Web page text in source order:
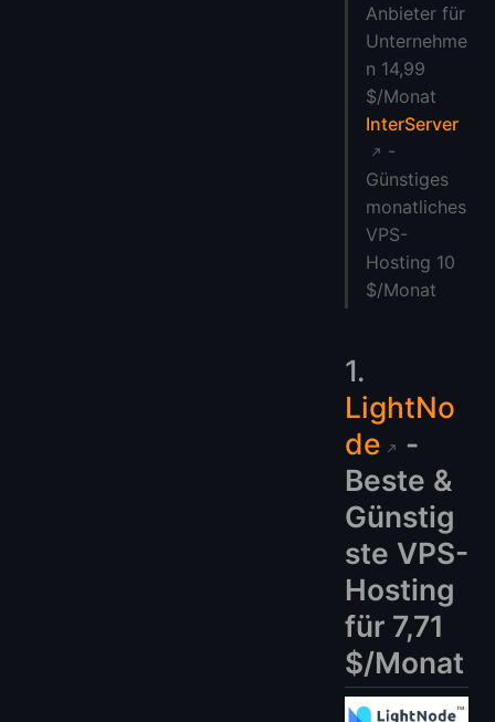
Anbieter für
Unternehme
n 14,99
$/Monat
InterServer
-
Günstiges
monatliches
VPS-
Hosting 10
$/Monat
1.
LightNo
de
-
Beste &
Günstig
ste VPS-
Hosting
für 7,71
$/Monat